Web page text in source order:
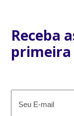
Receba
primeira
mail